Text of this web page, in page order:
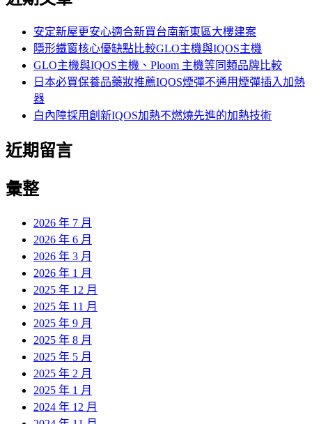
安定新屋更安心適合新買台南新東區大樓建案
隱形鐵窗核心優缺點比較GLO主機與IQOS主機
GLO主機與IQOS主機、Ploom 主機等同類品牌比較
日本必買保養品藥妝推薦IQOS煙彈不通用煙彈插入加熱
器
白內障採用創新IQOS加熱不燃燒先進的加熱技術
近期留言
彙整
2026 年 7 月
2026 年 6 月
2026 年 3 月
2026 年 1 月
2025 年 12 月
2025 年 11 月
2025 年 9 月
2025 年 8 月
2025 年 5 月
2025 年 2 月
2025 年 1 月
2024 年 12 月